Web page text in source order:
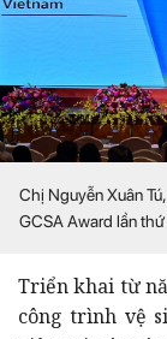
Chị Nguyễn Xuân
GCSA Award lần
Triển khai từ
công trình vệ